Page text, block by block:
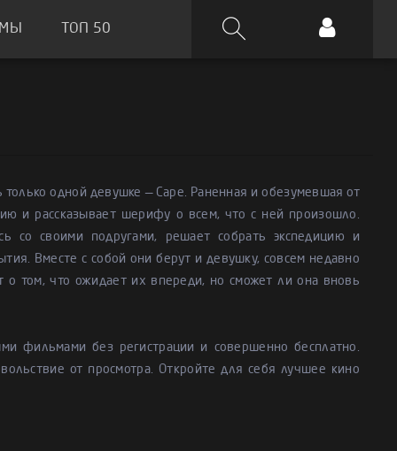
ТОП 50
только одной девушке — Саре. Раненная и обезумевшая от
и рассказывает шерифу о всем, что с ней произошло.
со своими подругами, решает собрать экспедицию и
Вместе с собой они берут и девушку, совсем недавно
том, что ожидает их впереди, но сможет ли она вновь
фильмами без регистрации и совершенно бесплатно.
от просмотра. Откройте для себя лучшее кино